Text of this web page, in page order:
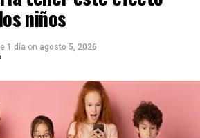
niños
1 día on agosto 5, 2026